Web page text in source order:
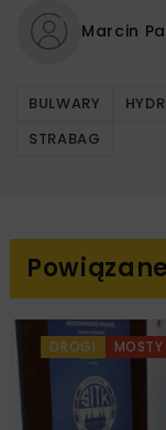
Marcin
BULWARY
STRABAG
DROGI MOSTY